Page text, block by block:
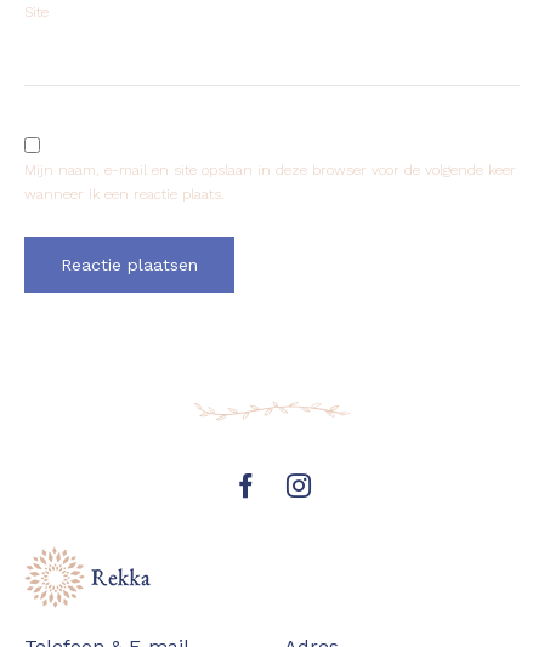
Site
Mijn naam, e-mail en site opslaan in deze browser voor de volgende keer
wanneer ik een reactie plaats.